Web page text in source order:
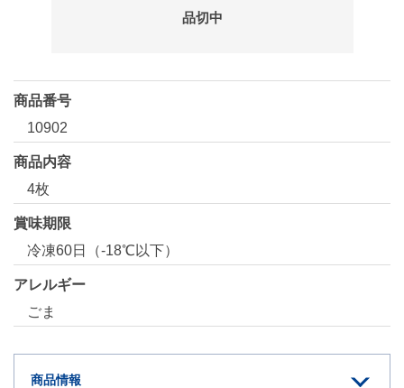
品切中
商品番号
10902
商品内容
4枚
賞味期限
冷凍60日（-18℃以下）
アレルギー
ごま
商品情報